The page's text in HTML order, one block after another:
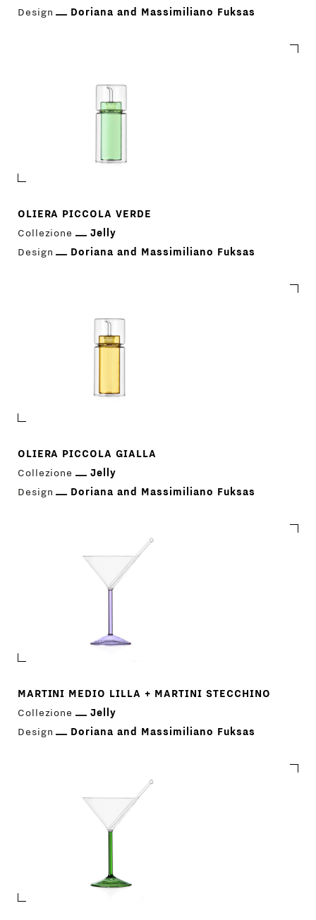
Design
Doriana and Massimiliano Fuksas
OLIERA PICCOLA VERDE
Collezione
Jelly
Design
Doriana and Massimiliano Fuksas
OLIERA PICCOLA GIALLA
Collezione
Jelly
Design
Doriana and Massimiliano Fuksas
MARTINI MEDIO LILLA + MARTINI STECCHINO
Collezione
Jelly
Design
Doriana and Massimiliano Fuksas